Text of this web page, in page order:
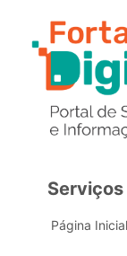
Serviços
Página Inicial